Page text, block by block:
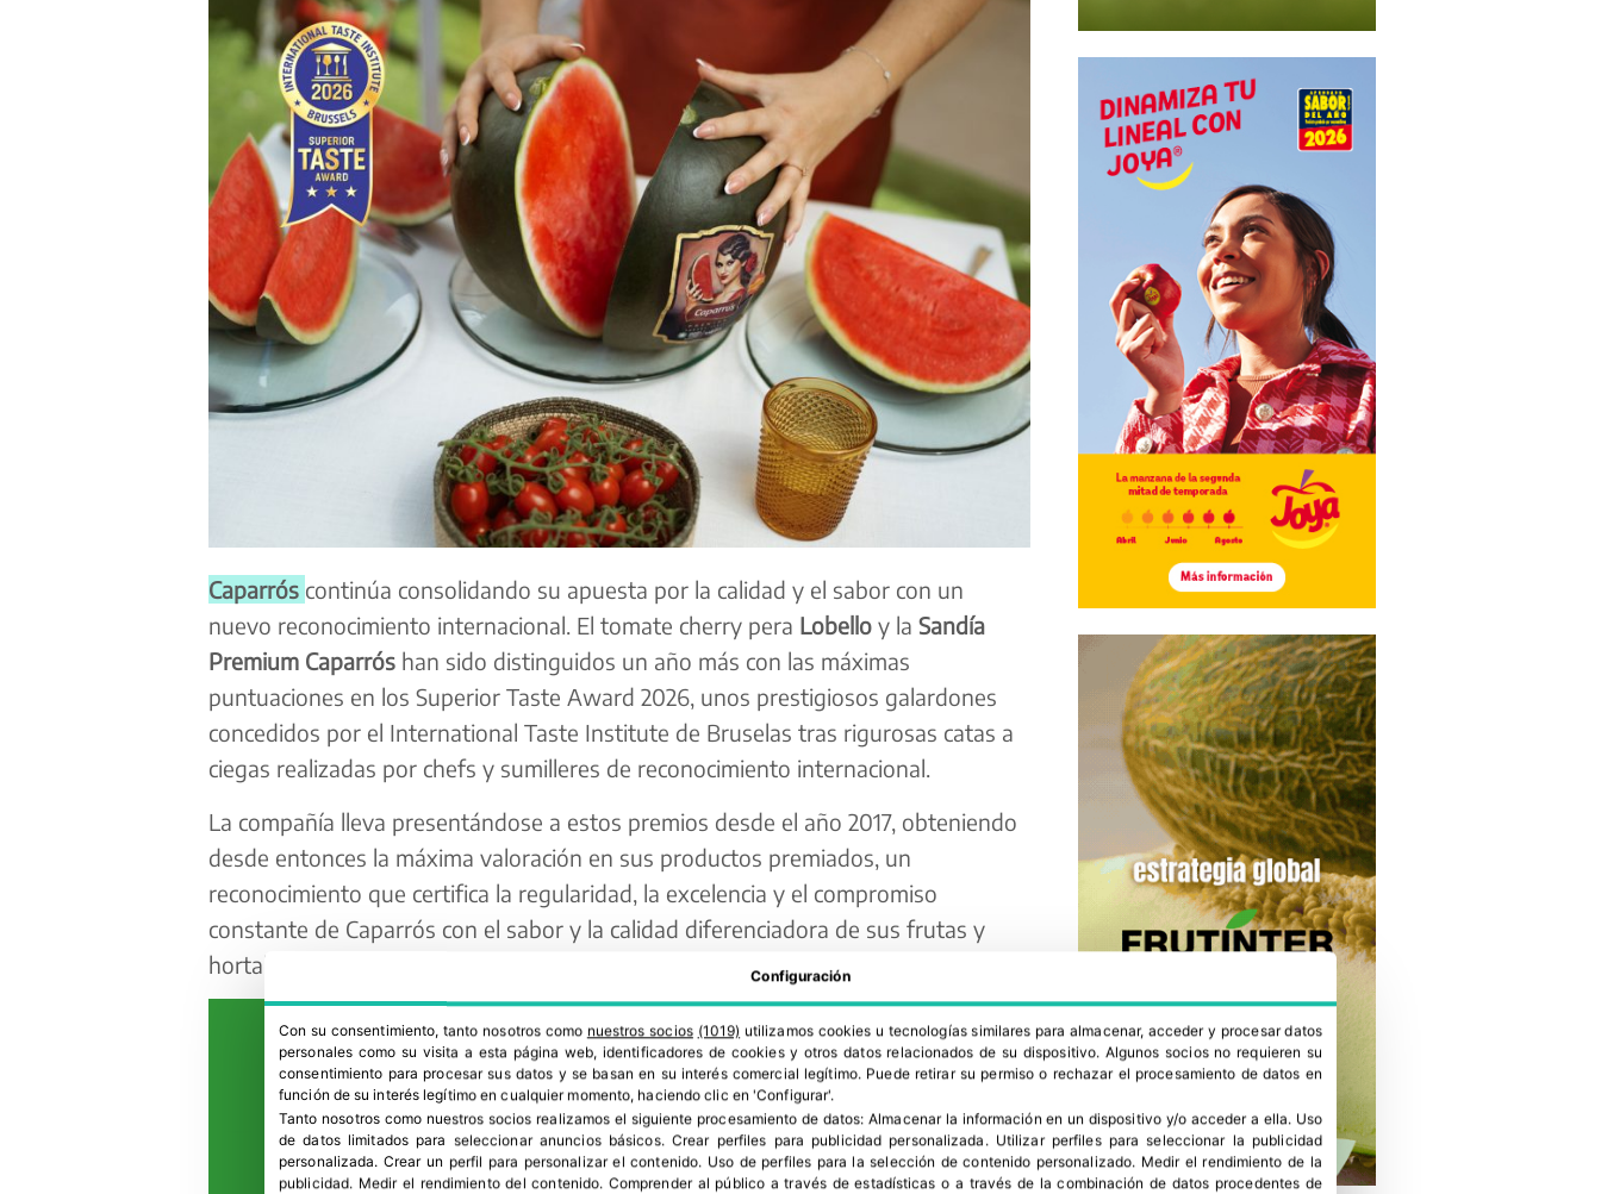
Caparrós continúa consolidando su apuesta por la calidad y el sabor con un
nuevo reconocimiento internacional. El tomate cherry pera Lobelloy la Sandía
Premium Caparróshan sido distinguidos un año más con las máximas
puntuaciones en los Superior Taste Award 2026, unos prestigiosos galardones
concedidos por el International Taste Institute de Bruselas tras rigurosas catas a
ciegas realizadas por chefs y sumilleres de reconocimiento internacional.
La compañía lleva presentándose a estos premios desde el año 2017, obteniendo
desde entonces la máxima valoración en sus productos premiados, un
reconocimiento que certifica la regularidad, la excelencia y el compromiso
constante de Caparrós con el sabor y la calidad diferenciadora de sus frutas y
hortalizas.
Configuración
Con su consentimiento, tanto nosotros como nuestros socios (1019) utilizamos cookies u tecnologías similares para almacenar, acceder y procesar datos
personales como su visita a esta página web, identificadores de cookies y otros datos relacionados de su dispositivo. Algunos socios no requieren su
consentimiento para procesar sus datos y se basan en su interés comercial legítimo. Puede retirar su permiso o rechazar el procesamiento de datos en
función de su interés legítimo en cualquier momento, haciendo clic en 'Configurar'.
Tanto nosotros como nuestros socios realizamos el siguiente procesamiento de datos:Almacenar la información en un dispositivo y/o acceder a ella. Uso
de datos limitados para seleccionar anuncios básicos. Crear perfiles para publicidad personalizada . Utilizar perfiles para seleccionar la publicidad
personalizada. Crear un perfil para personalizar el contenido. Uso de perfiles para la selección de contenido personalizado. Medir el rendimiento de la
publicidad. Medir el rendimiento del contenido. Comprender al público a través de estadísticas o a través de la combinación de datos procedentes de